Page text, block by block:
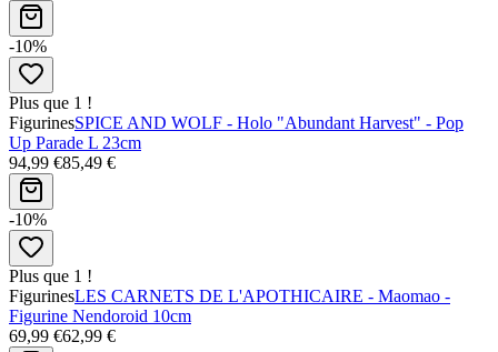
-10%
Plus que 1 !
FigurinesSPICE AND WOLF - Holo "Abundant Harvest" - Pop
Up Parade L 23cm
94,99 €85,49 €
-10%
Plus que 1 !
FigurinesLES CARNETS DE L'APOTHICAIRE - Maomao -
Figurine Nendoroid 10cm
69,99 €62,99 €